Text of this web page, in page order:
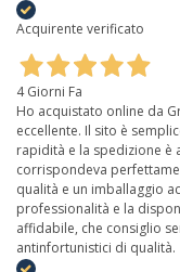
Acquirente verificato
4 Giorni Fa
Ho acquistato online da
eccellente. Il sito è
rapidità e la spedizione
corrispondeva
qualità e un imballaggio
professionalità e la
affidabile, che consiglio
antinfortunistici di qualità.